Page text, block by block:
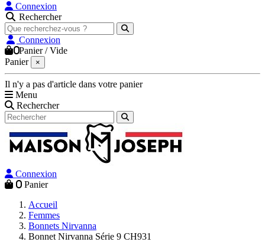
Connexion
Rechercher
Connexion
0Panier /Vide
Panier
×
Il n'y a pas d'article dans votre panier
Menu
Rechercher
Connexion
0 Panier
Accueil
Femmes
Bonnets Nirvanna
Bonnet Nirvanna Série 9 CH931